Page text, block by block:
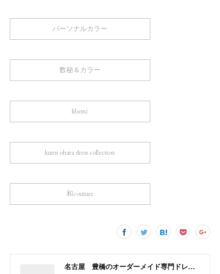
パーソナルカラー
数秘＆カラー
liberté
kumi ohara dress collection
和couture
名古屋 豊橋のオーダーメイド専門ドレスデザイナー KUMI OHARA